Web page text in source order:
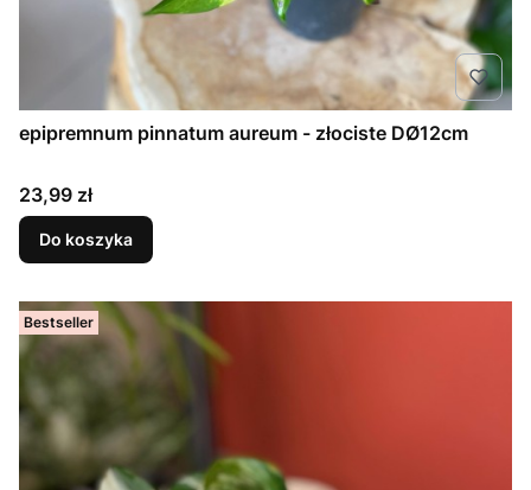
epipremnum pinnatum aureum - złociste DØ12cm
Cena
23,99 zł
Do koszyka
Bestseller